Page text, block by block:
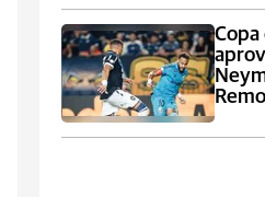
Copa
Remo